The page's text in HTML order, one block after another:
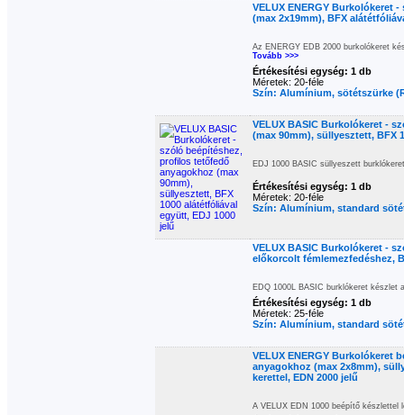
VELUX ENERGY Burkolókeret
(max 2x19mm), BFX
Az ENERGY EDB 2000 burkolókeret
Tovább >>>
Értékesítési egység: 1 db
Méretek: 20-féle
Szín: Alumínium, sötétszürke
VELUX BASIC Burkolókeret -
(max 90mm), süllyesztett, BFX
EDJ 1000 BASIC süllyeszett
Értékesítési egység: 1 db
Méretek: 20-féle
Szín: Alumínium, standard
VELUX BASIC Burkolókeret -
előkorcolt fémlemezfedéshez,
EDQ 1000L BASIC burklókeret
Értékesítési egység: 1 db
Méretek: 25-féle
Szín: Alumínium, standard
VELUX ENERGY Burkolókeret
anyagokhoz (max 2x8mm),
kerettel, EDN 2000 jelű
A VELUX EDN 1000 beépítő